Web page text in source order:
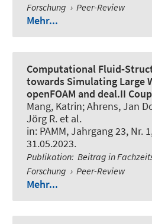
Forschung › Peer-Review
Mehr...
Computational
towards Simulating Large
openFOAM and deal.II
Mang, Katrin; Ahrens, Jan
Jörg R. et al.
in: PAMM, Jahrgang 23, Nr.
31.05.2023.
Publikation: Beitrag in
Forschung › Peer-Review
Mehr...